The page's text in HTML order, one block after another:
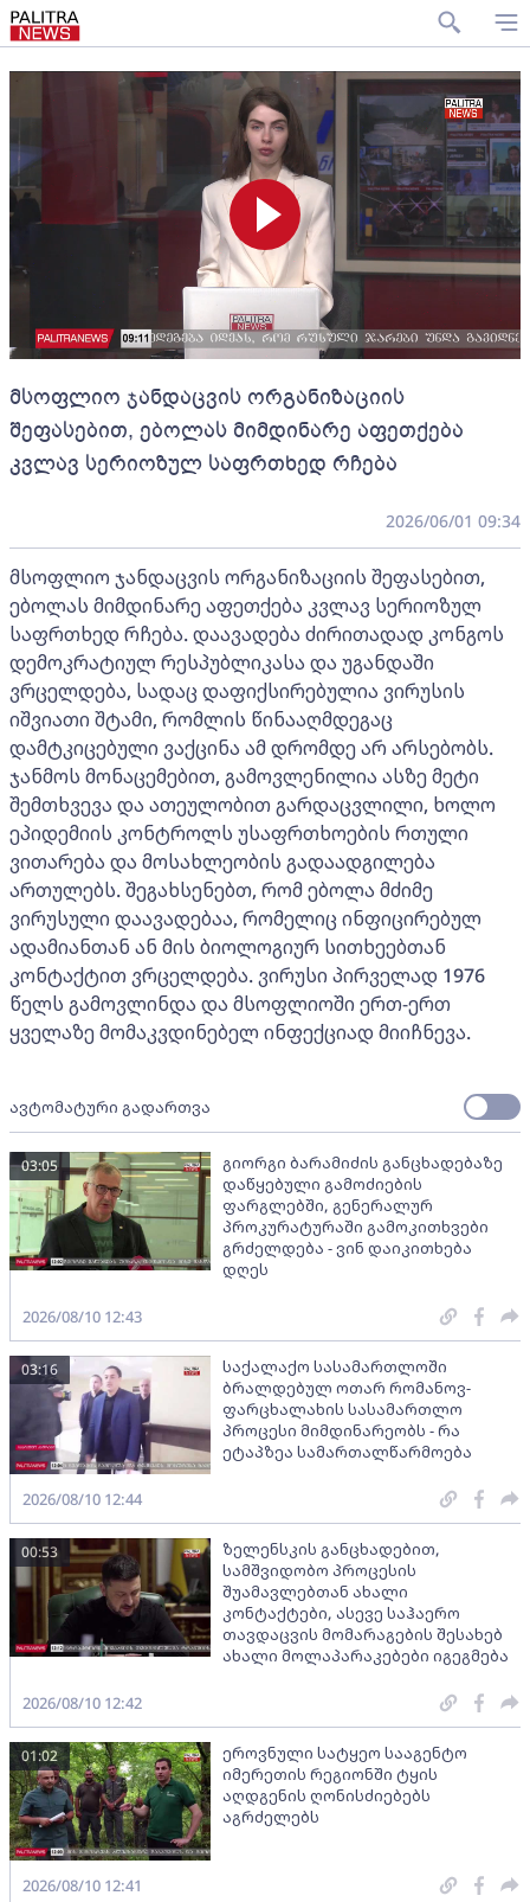
მსოფლიო ჯანდაცვის ორგანიზაციის
შეფასებით, ებოლას მიმდინარე აფეთქება
კვლავ სერიოზულ საფრთხედ რჩება
2026/06/01 09:34
მსოფლიო ჯანდაცვის ორგანიზაციის შეფასებით,
ებოლას მიმდინარე აფეთქება კვლავ სერიოზულ
საფრთხედ რჩება. დაავადება ძირითადად კონგოს
დემოკრატიულ რესპუბლიკასა და უგანდაში
ვრცელდება, სადაც დაფიქსირებულია ვირუსის
იშვიათი შტამი, რომლის წინააღმდეგაც
დამტკიცებული ვაქცინა ამ დრომდე არ არსებობს.
ჯანმოს მონაცემებით, გამოვლენილია ასზე მეტი
შემთხვევა და ათეულობით გარდაცვლილი, ხოლო
ეპიდემიის კონტროლს უსაფრთხოების რთული
ვითარება და მოსახლეობის გადაადგილება
ართულებს. შეგახსენებთ, რომ ებოლა მძიმე
ვირუსული დაავადებაა, რომელიც ინფიცირებულ
ადამიანთან ან მის ბიოლოგიურ სითხეებთან
კონტაქტით ვრცელდება. ვირუსი პირველად 1976
წელს გამოვლინდა და მსოფლიოში ერთ-ერთ
ყველაზე მომაკვდინებელ ინფექციად მიიჩნევა.
ავტომატური გადართვა
გიორგი ბარამიძის განცხადებაზე
დაწყებული გამოძიების
ფარგლებში, გენერალურ
პროკურატურაში გამოკითხვები
გრძელდება - ვინ დაიკითხება
დღეს
03:05
2026/08/10 12:43
საქალაქო სასამართლოში
ბრალდებულ ოთარ რომანოვ-
ფარცხალახის სასამართლო
პროცესი მიმდინარეობს - რა
ეტაპზეა სამართალწარმოება
03:16
2026/08/10 12:44
ზელენსკის განცხადებით,
სამშვიდობო პროცესის
შუამავლებთან ახალი
კონტაქტები, ასევე საჰაერო
თავდაცვის მომარაგების შესახებ
ახალი მოლაპარაკებები იგეგმება
00:53
2026/08/10 12:42
ეროვნული სატყეო სააგენტო
იმერეთის რეგიონში ტყის
აღდგენის ღონისძიებებს
აგრძელებს
01:02
2026/08/10 12:41